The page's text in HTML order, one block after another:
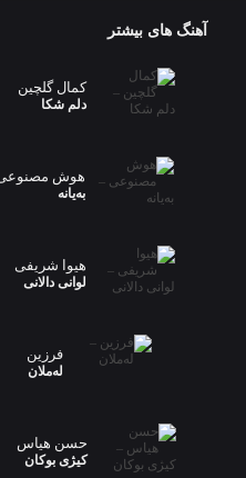
آهنگ های بیشتر
کمال گلچین
دلم شکا
هوش
بەیانە
هیوا شریفی
لوانی دالانی
فرزین
لەملان
حسن هیاس
کیژی بوکان